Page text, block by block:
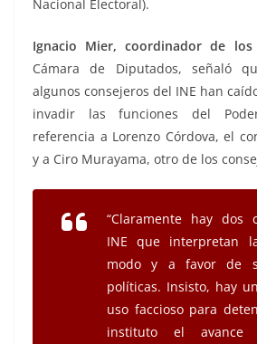
Nacional Electoral).
Ignacio Mier, coordinador de los
Cámara de Diputados, señaló
algunos consejeros del INE han
invadir las funciones del
referencia a Lorenzo Córdova, el
y a Ciro Murayama, otro de los
“Claramente hay dos
INE que interpretan
modo y a favor de
políticas. Insisto, hay
uso faccioso para
instituto el avance